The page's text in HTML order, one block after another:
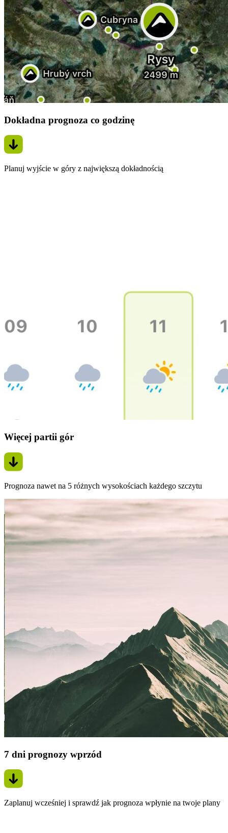
Dokładna prognoza co godzinę
Planuj wyjście w góry z największą dokładnością
Więcej partii gór
Prognoza nawet na 5 różnych wysokościach każdego szczytu
7 dni prognozy wprzód
Zaplanuj wcześniej i sprawdź jak prognoza wpłynie na twoje plany